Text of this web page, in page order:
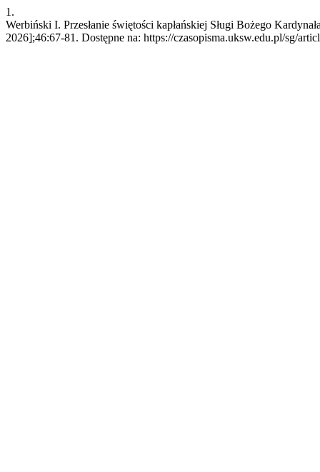
1.
Werbiński I. Przesłanie świętości kapłańskiej Sługi Bożego
2026];46:67-81. Dostępne na: https://czasopisma.uksw.edu.pl/sg/